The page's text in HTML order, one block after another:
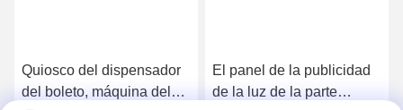
Quiosco del dispensador
del boleto, máquina del
El panel de la publicidad
de la luz de la parte